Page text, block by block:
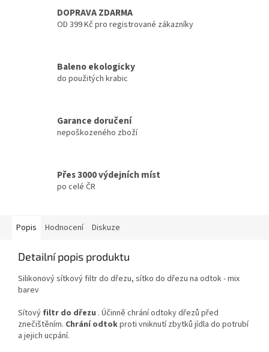
DOPRAVA ZDARMA
OD 399 Kč pro registrované zákazníky
Baleno ekologicky
do použitých krabic
Garance doručení
nepoškozeného zboží
Přes 3000 výdejních míst
po celé ČR
Popis Hodnocení Diskuze
Detailní popis produktu
Silikonový sítkový filtr do dřezu, sítko do dřezu na odtok - mix
barev
Sítový filtr do dřezu . Účinně chrání odtoky dřezů před
znečištěním. Chrání odtokproti vniknutí zbytků jídla do potrubí
a jejich ucpání.